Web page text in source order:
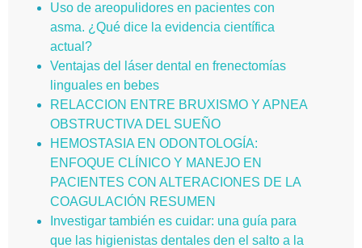
Uso de areopulidores en pacientes con
asma. ¿Qué dice la evidencia científica
actual?
Ventajas del láser dental en frenectomías
linguales en bebes
RELACCION ENTRE BRUXISMO Y APNEA
OBSTRUCTIVA DEL SUEÑO
HEMOSTASIA EN ODONTOLOGÍA:
ENFOQUE CLÍNICO Y MANEJO EN
PACIENTES CON ALTERACIONES DE LA
COAGULACIÓN RESUMEN
Investigar también es cuidar: una guía para
que las higienistas dentales den el salto a la